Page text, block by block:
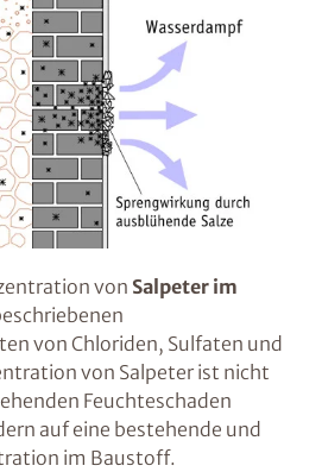
von Salpeter im
von Chloriden, Sulfaten und
von Salpeter ist nicht
Feuchteschaden
auf eine bestehende und
im Baustoff.